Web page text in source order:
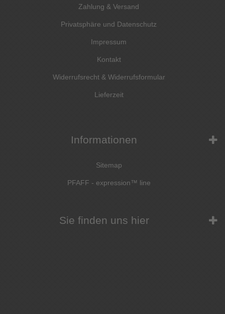
Zahlung & Versand
Privatsphäre und Datenschutz
Impressum
Kontakt
Widerrufsrecht & Widerrufsformular
Lieferzeit
Informationen
Sitemap
PFAFF - expression™ line
Sie finden uns hier